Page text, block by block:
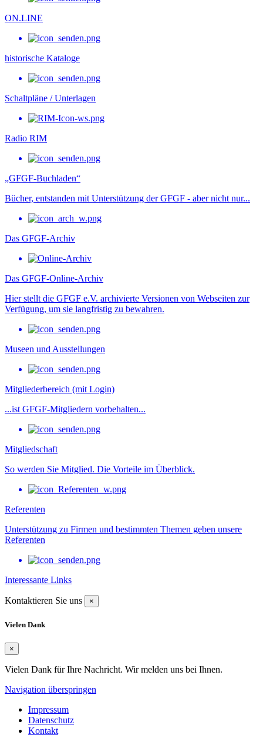
ON.LINE
historische Kataloge
Schaltpläne / Unterlagen
Radio RIM
„GFGF-Buchladen“
Bücher, entstanden mit Unterstützung der GFGF - aber nicht nur...
Das GFGF-Archiv
Das GFGF-Online-Archiv
Hier stellt die GFGF e.V. archivierte Versionen von Webseiten zur
Verfügung, um sie langfristig zu bewahren.
Museen und Ausstellungen
Mitgliederbereich (mit Login)
...ist GFGF-Mitgliedern vorbehalten...
Mitgliedschaft
So werden Sie Mitglied. Die Vorteile im Überblick.
Referenten
Unterstützung zu Firmen und bestimmten Themen geben unsere
Referenten
Interessante Links
Kontaktieren Sie uns ×
Vielen Dank
×
Vielen Dank für Ihre Nachricht. Wir melden uns bei Ihnen.
Navigation überspringen
Impressum
Datenschutz
Kontakt